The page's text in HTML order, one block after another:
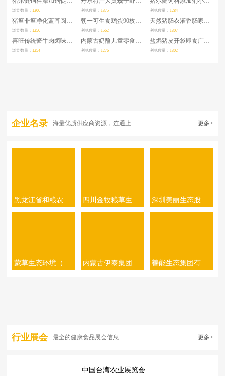
浏览数量： 1306 浏览数量： 1375 浏览数量： 1284
猪瘟非瘟净化蓝耳圆环蓝菲康饲料添加剂孕畜可用抑毒抗毒增免疫
浏览数量： 1256
朝一可生食鸡蛋90枚日料店食材无抗无菌蛋可生吃顺丰新鲜上海整箱
浏览数量： 1562
天然猪肠衣灌香肠家用自制腊肠子衣烤食品级儿童灌肠工具猪小肠皮
浏览数量： 1307
喜旺传统酱牛肉卤味特产五香卤牛肉真空即食熟食肉食零食牛腱子肉
浏览数量： 1254
内蒙古奶酪儿童零食奶酪棒酸奶疙瘩块奶片儿童牛奶条
浏览数量： 1276
盐焗猪皮开袋即食广东梅州客家特产猪皮小吃零食卤猪皮下酒菜熟食
浏览数量： 1302
企业名录 海量优质供应商资源，连通上下游 更多>
黑龙江省和粮农业有限公司 四川金牧粮草生态农业科技有限公司 深圳美丽生态股份有限公司
蒙草生态环境（集团）股份有限公司 内蒙古伊泰集团有限公司 善能生态集团有限公司
行业展会 最全的健康食品展会信息 更多>
中国台湾农业展览会